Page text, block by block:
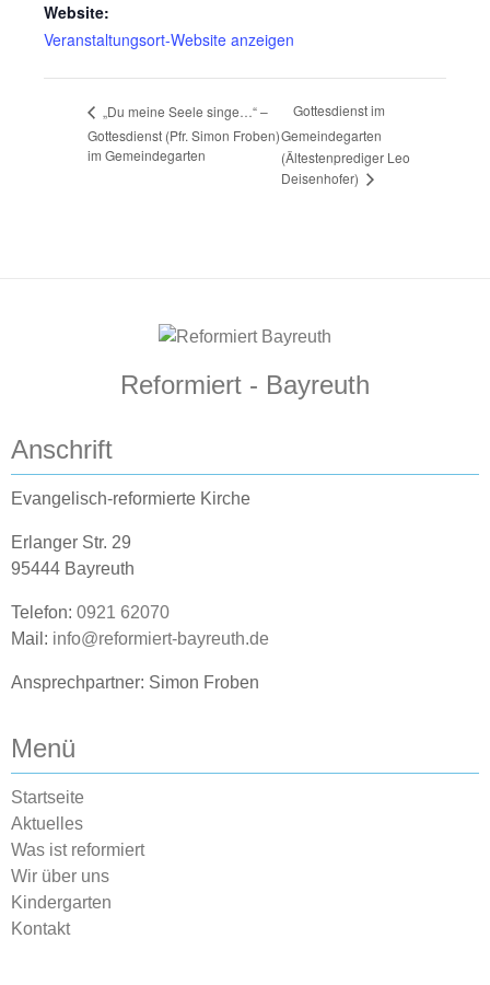
Website:
Veranstaltungsort-Website anzeigen
„Du meine Seele singe…“ –
Gottesdienst (Pfr. Simon Froben)
im Gemeindegarten
Gottesdienst im
Gemeindegarten
(Ältestenprediger Leo
Deisenhofer)
Reformiert - Bayreuth
Anschrift
Evangelisch-reformierte Kirche
Erlanger Str. 29
95444 Bayreuth
Telefon: 0921 62070
Mail: info@reformiert-bayreuth.de
Ansprechpartner: Simon Froben
Menü
Startseite
Aktuelles
Was ist reformiert
Wir über uns
Kindergarten
Kontakt